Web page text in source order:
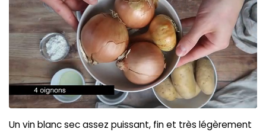
Connexion
Un vin blanc sec assez puissant, fin et très légèrement